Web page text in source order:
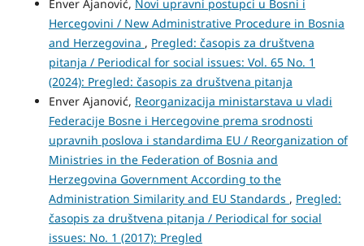
Enver Ajanović, Novi upravni postupci u Bosni i
Hercegovini / New Administrative Procedure in Bosnia
and Herzegovina , Pregled: časopis za društvena
pitanja / Periodical for social issues: Vol. 65 No. 1
(2024): Pregled: časopis za društvena pitanja
Enver Ajanović, Reorganizacija ministarstava u vladi
Federacije Bosne i Hercegovine prema srodnosti
upravnih poslova i standardima EU / Reorganization of
Ministries in the Federation of Bosnia and
Herzegovina Government According to the
Administration Similarity and EU Standards , Pregled:
časopis za društvena pitanja / Periodical for social
issues: No. 1 (2017): Pregled